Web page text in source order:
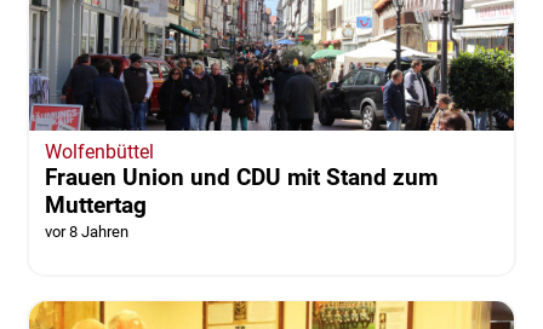
Wolfenbüttel
Frauen Union und CDU mit Stand zum
Muttertag
vor 8 Jahren